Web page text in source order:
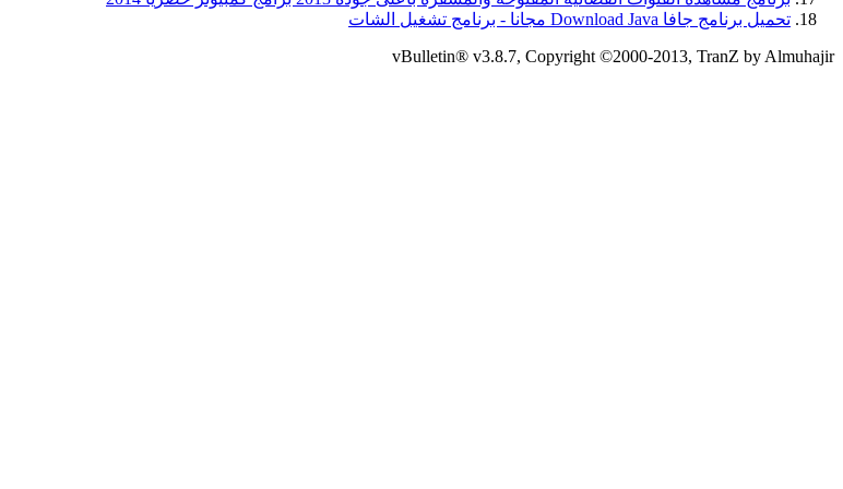
تحميل برنامج جافا Download Java مجانا - برنامج تشغيل الشات
vBulletin® v3.8.7, Copyright ©2000-2013, TranZ by Almuhajir